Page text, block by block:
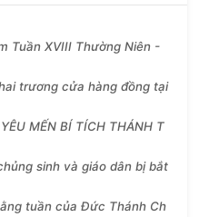
Tuần XVIII Thường Niên -
trương cửa hàng đồng tại
MẾN BÍ TÍCH THÁNH T
sinh và giáo dân bị bắt
tuần của Đức Thánh Ch